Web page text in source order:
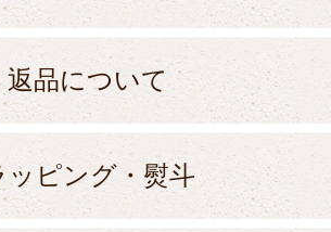
返品について
ッピング・熨斗